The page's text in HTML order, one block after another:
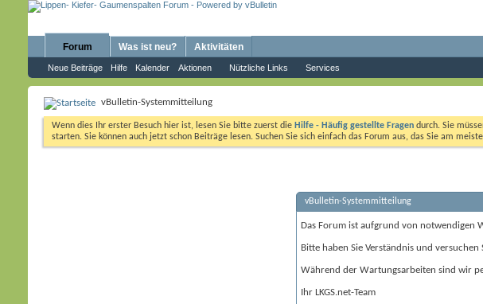
Forum
Neue Beiträge Hilfe Kalender Aktionen Nützliche Links Services
Was ist neu? Aktivitäten
vBulletin-Systemmitteilung
Wenn dies Ihr erster Besuch hier ist, lesen Sie bitte zuerst die Hilfe - Häufig gestellte Fragen durch. Sie
starten. Sie können auch jetzt schon Beiträge lesen. Suchen Sie sich einfach das Forum aus, das Sie am
vBulletin-Systemmitteilung
Das Forum ist aufgrund von notwendigen
Bitte haben Sie Verständnis und
Während der Wartungsarbeiten sind wir
Ihr LKGS.net-Team